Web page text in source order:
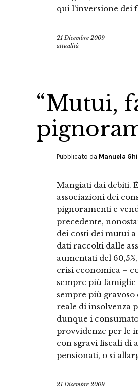
qui l’inversione dei
21 Dicembre 2009
attualità
“Mutui,
Pubblicato da Manuela
Mangiati dai debiti.
associazioni dei
pignoramenti e
precedente,
dei costi dei mutui
dati raccolti dalle
aumentati del
crisi economica –
sempre più
sempre più
reale di insolvenza
dunque i
provvidenze per le
con sgravi fiscali di
pensionati, o si
21 Dicembre 2009